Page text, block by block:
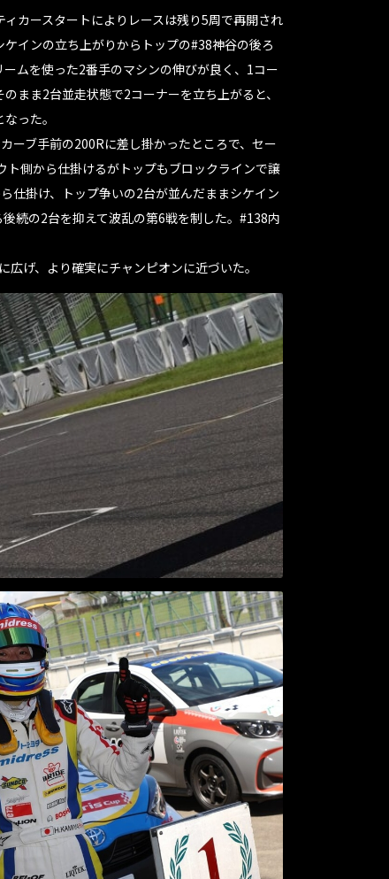
カースタートによりレースは残り5周で再開され
インの立ち上がりからトップの#38神谷の後ろ
ムを使った2番手のマシンの伸びが良く、1コー
まま2台並走状態で2コーナーを立ち上がると、
った。
ーブ手前の200Rに差し掛かったところで、セー
側から仕掛けるがトップもブロックラインで譲
仕掛け、トップ争いの2台が並んだままシケイン
続の2台を抑えて波乱の第6戦を制した。#138内
げ、より確実にチャンピオンに近づいた。